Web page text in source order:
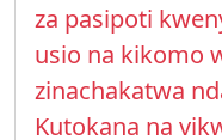
za pasipoti
usio na kikomo
zinachakatwa
Kutokana na